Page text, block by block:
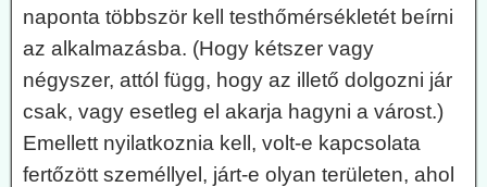
naponta többször kell testhőmérsékletét beírni
az alkalmazásba. (Hogy kétszer vagy
négyszer, attól függ, hogy az illető dolgozni jár
csak, vagy esetleg el akarja hagyni a várost.)
Emellett nyilatkoznia kell, volt-e kapcsolata
fertőzött személlyel, járt-e olyan területen, ahol